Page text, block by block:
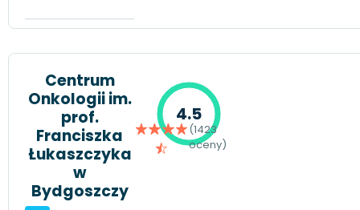
Centrum
Onkologii im.
prof.
Franciszka
Łukaszczyka
w
Bydgoszczy
4.5
(1423
oceny)